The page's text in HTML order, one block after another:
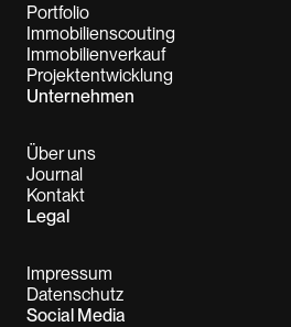
Portfolio
Immobilienscouting
Immobilienverkauf
Projektentwicklung
Unternehmen
Über uns
Journal
Kontakt
Legal
Impressum
Datenschutz
Social Media